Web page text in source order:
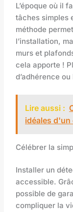
L’époque où il
tâches simples
méthode
l’installation,
murs et
cela apporte !
d’adhérence
Lire aussi :
idéales
Célébrer la
Installer un
accessible.
possible de
compliquer la